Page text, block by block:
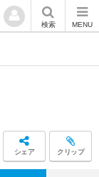
検索 MENU
シェア クリップ